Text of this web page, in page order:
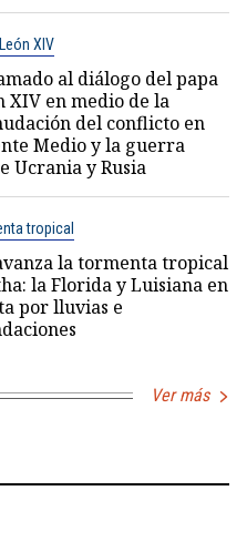
XIV
al diálogo del papa
XIV en medio de la
del conflicto en
Medio y la guerra
Ucrania y Rusia
tropical
la tormenta tropical
la Florida y Luisiana en
por lluvias e
Ver más